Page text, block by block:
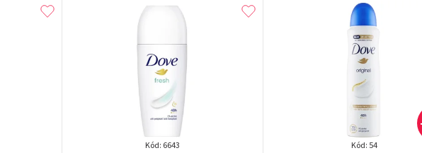
Kód: 6643 Kód: 54